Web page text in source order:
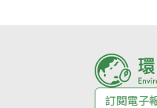
訂閱電子